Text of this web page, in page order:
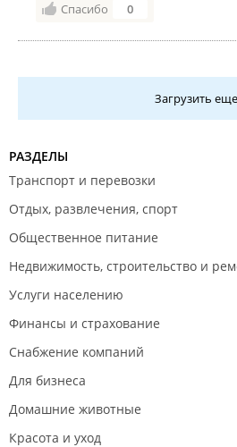
Марине Васильевне отдельно
Спасибо 0
Загрузить
РАЗДЕЛЫ
Транспорт и перевозки
Отдых, развлечения, спорт
Общественное питание
Недвижимость, строительство и
Услуги населению
Финансы и страхование
Снабжение компаний
Для бизнеса
Домашние животные
Красота и уход